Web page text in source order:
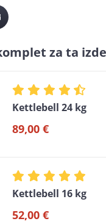
za ta
Kettlebell 24 kg
89,00 €
Kettlebell 16 kg
52,00 €